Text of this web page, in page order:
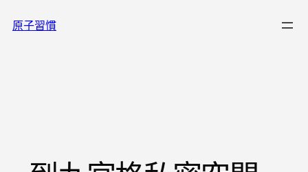
至原子習慣